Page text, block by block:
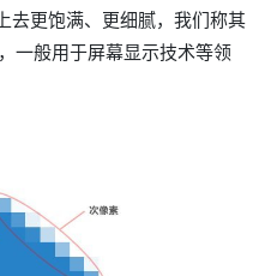
去更饱满、更细腻，我们称其
一般用于屏幕显示技术等领